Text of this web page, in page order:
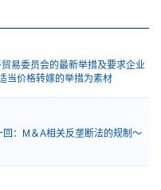
易委员会的最新举措及要求企业
当价格转嫁的举措为素材
回：M＆A相关反垄断法的规制～